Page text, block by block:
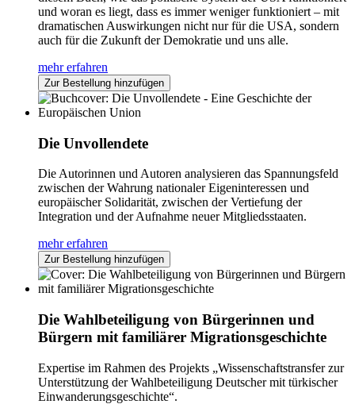
und woran es liegt, dass es immer weniger funktioniert – mit
dramatischen Auswirkungen nicht nur für die USA, sondern
auch für die Zukunft der Demokratie und uns alle.
mehr erfahren
Zur Bestellung hinzufügen
Die Unvollendete
Die Autorinnen und Autoren analysieren das Spannungsfeld
zwischen der Wahrung nationaler Eigeninteressen und
europäischer Solidarität, zwischen der Vertiefung der
Integration und der Aufnahme neuer Mitgliedsstaaten.
mehr erfahren
Zur Bestellung hinzufügen
Die Wahlbeteiligung von Bürgerinnen und
Bürgern mit familiärer Migrationsgeschichte
Expertise im Rahmen des Projekts „Wissenschaftstransfer zur
Unterstützung der Wahlbeteiligung Deutscher mit türkischer
Einwanderungsgeschichte“.